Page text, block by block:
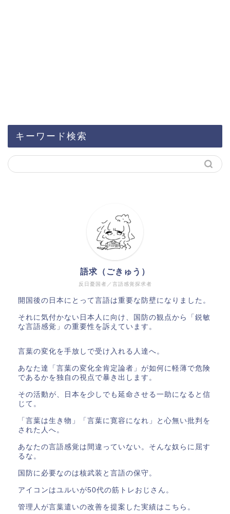
キーワード検索
反日憂国者／言語感覚探求者
語求（ごきゅう）
開国後の日本にとって言語は重要な防壁になりました。
それに気付かない日本人に向け、国防の観点から「鋭敏
な言語感覚」の重要性を訴えています。
言葉の変化を手放しで受け入れる人達へ。
あなた達「言葉の変化全肯定論者」が如何に軽薄で危険
であるかを独自の視点で暴き出します。
その活動が、日本を少しでも延命させる一助になると信
じて。
「言葉は生き物」「言葉に寛容になれ」と心無い批判を
された人へ。
あなたの言語感覚は間違っていない。そんな奴らに屈す
るな。
国防に必要なのは核武装と言語の保守。
アイコンはユルいが50代の筋トレおじさん。
管理人が言葉遣いの改善を提案した実績はこちら。